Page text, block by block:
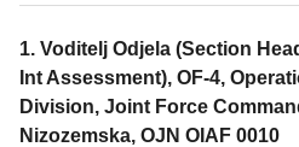
1. Voditelj Odjela (Section
Int Assessment), OF-4,
Division, Joint Force
Nizozemska, OJN OIAF 0010